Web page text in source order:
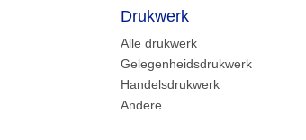
Drukwerk
Alle drukwerk
Gelegenheidsdrukwerk
Handelsdrukwerk
Andere